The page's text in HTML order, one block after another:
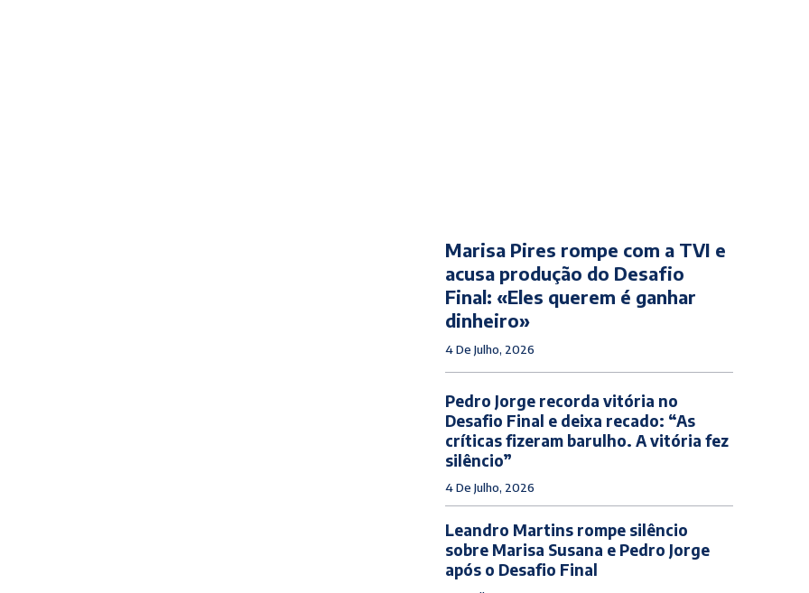
Marisa Pires rompe com a TVI e
acusa produção do Desafio
Final: «Eles querem é ganhar
dinheiro»
4 De Julho, 2026
Pedro Jorge recorda vitória no
Desafio Final e deixa recado: “As
críticas fizeram barulho. A vitória fez
silêncio”
4 De Julho, 2026
Leandro Martins rompe silêncio
sobre Marisa Susana e Pedro Jorge
após o Desafio Final